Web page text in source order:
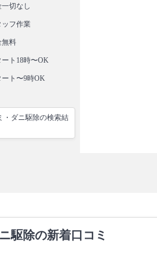
切なし
ッフ作業
無料
ト18時〜OK
ト〜9時OK
・ダニ駆除の検索結
駆除の新着口コミ